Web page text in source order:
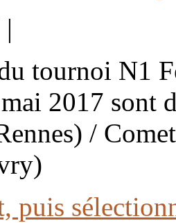
tournoi N1
2017 sont
/
puis